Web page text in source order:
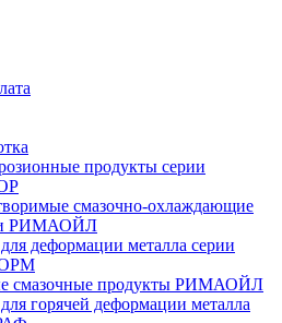
продукты серии
смазочно-охлаждающие
РИМАОЙЛ
деформации металла серии
смазочные продукты РИМАОЙЛ
горячей деформации металла